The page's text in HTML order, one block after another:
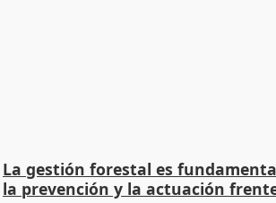
La gestión forestal es
la prevención y la actuación